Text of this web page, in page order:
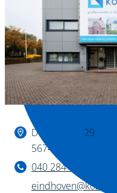
Binnen kijken?
De Huufkes 29
5674 TL Nuenen
040 284 1222
eindhoven@kozion.nl